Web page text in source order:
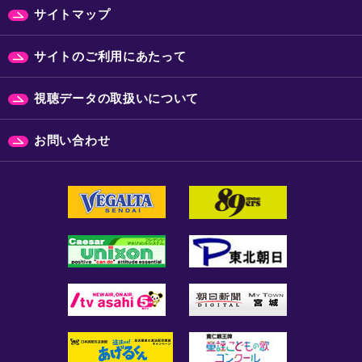
サイトマップ
サイトのご利用にあたって
視聴データの取扱いについて
お問い合わせ